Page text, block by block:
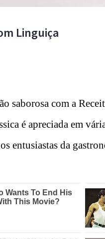
Linguiça
saborosa com a
é apreciada em
entusiastas da